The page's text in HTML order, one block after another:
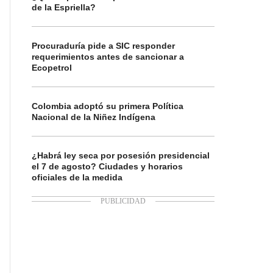
de la Espriella?
Procuraduría pide a SIC responder
requerimientos antes de sancionar a
Ecopetrol
Colombia adoptó su primera Política
Nacional de la Niñez Indígena
¿Habrá ley seca por posesión presidencial
el 7 de agosto? Ciudades y horarios
oficiales de la medida